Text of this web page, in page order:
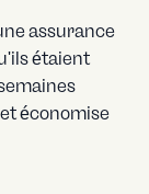
assurance
étaient
économise